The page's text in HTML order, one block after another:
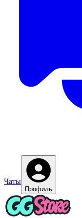
Чаты
Профиль